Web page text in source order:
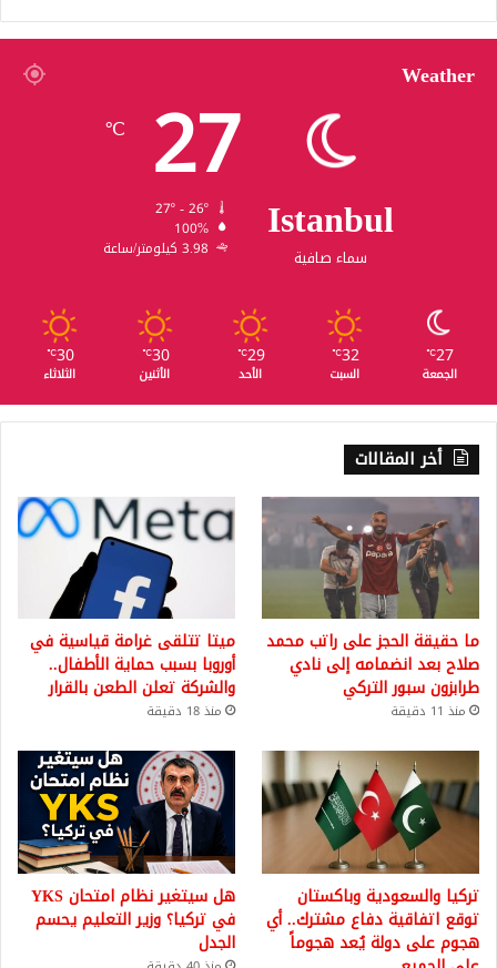
Weather
Istanbul
سماء صافية
27
℃
100%
3.98 كيلومتر/ساعة
27
℃
الجمعة
32
℃
السبت
29
℃
الأحد
30
℃
الأثنين
30
℃
الثلاثاء
أخر المقالات
ما حقيقة الحجز على راتب محمد
صلاح بعد انضمامه إلى نادي
طرابزون سبور التركي
منذ 11 دقيقة
ميتا تتلقى غرامة قياسية في
أوروبا بسبب حماية الأطفال..
والشركة تعلن الطعن بالقرار
منذ 18 دقيقة
تركيا والسعودية وباكستان
توقع اتفاقية دفاع مشترك.. أي
هجوم على دولة يُعد هجوماً
هل سيتغير نظام امتحان YKS
في تركيا؟ وزير التعليم يحسم
الجدل